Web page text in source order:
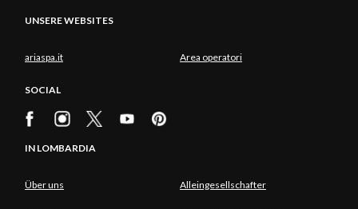
UNSERE WEBSITES
ariaspa.it Area operatori
SOCIAL
IN LOMBARDIA
Über uns Alleingesellschafter